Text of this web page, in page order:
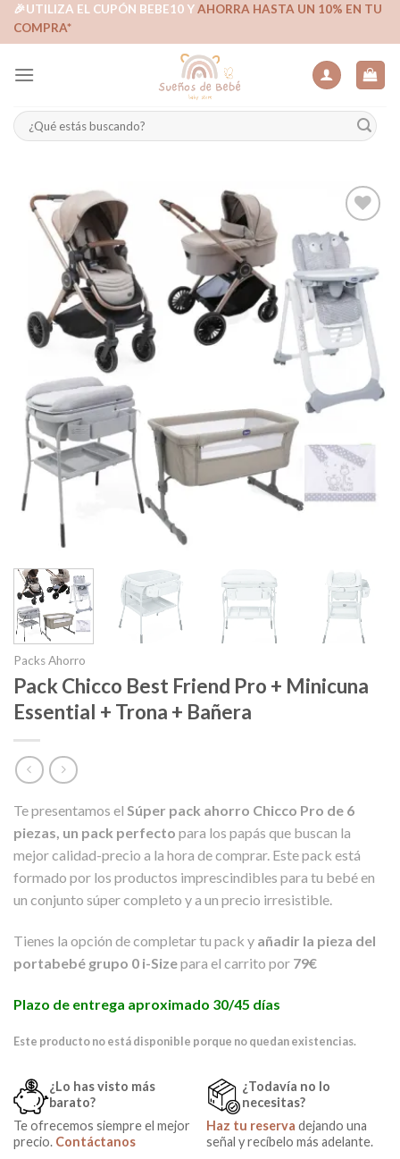
Skip🎉UTILIZA EL CUPÓN BEBE10 YAHORRA HASTA UN 10% EN TU
COMPRA*
Buscar
por:
Añadir
a la
lista de
deseos
Packs Ahorro
Pack Chicco Best Friend Pro + Minicuna
Essential + Trona + Bañera
Te presentamos el Súper pack ahorro Chicco Pro de 6
piezas, un pack perfecto para los papás que buscan la
mejor calidad-precio a la hora de comprar. Este pack está
formado por los productos imprescindibles para tu bebé en
un conjunto súper completo y a un precio irresistible.
Tienes la opción de completar tu pack y añadir la pieza del
portabebé grupo 0 i-Sizepara el carrito por 79€
Plazo de entrega aproximado 30/45 días
Este producto no está disponible porque no quedan existencias.
¿Lo has visto más
barato?
Te ofrecemos siempre el mejor
precio. Contáctanos
¿Todavía no lo
necesitas?
Haz tu reserva dejando una
señal y recíbelo más adelante.